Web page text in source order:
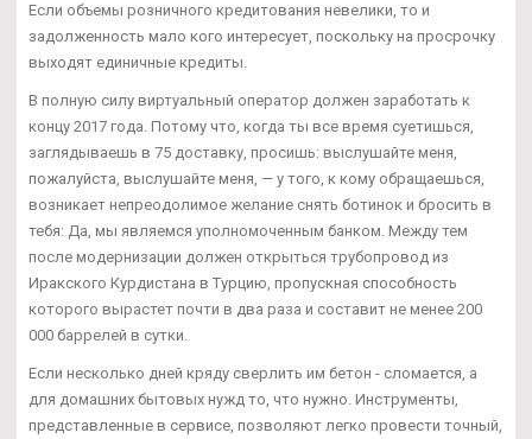
Если объемы розничного кредитования невелики, то и
задолженность мало кого интересует, поскольку на просрочку
выходят единичные кредиты.
В полную силу виртуальный оператор должен заработать к
концу 2017 года. Потому что, когда ты все время суетишься,
заглядываешь в 75 доставку, просишь: выслушайте меня,
пожалуйста, выслушайте меня, — у того, к кому обращаешься,
возникает непреодолимое желание снять ботинок и бросить в
тебя: Да, мы являемся уполномоченным банком. Между тем
после модернизации должен открыться трубопровод из
Иракского Курдистана в Турцию, пропускная способность
которого вырастет почти в два раза и составит не менее 200
000 баррелей в сутки.
Если несколько дней кряду сверлить им бетон - сломается, а
для домашних бытовых нужд то, что нужно. Инструменты,
представленные в сервисе, позволяют легко провести точный,